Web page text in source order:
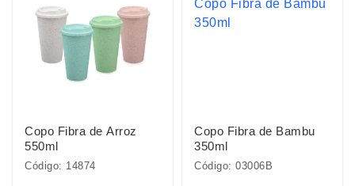
Copo Fibra de Arroz
550ml
Código: 14874
Copo Fibra de Bambu
350ml
Código: 03006B